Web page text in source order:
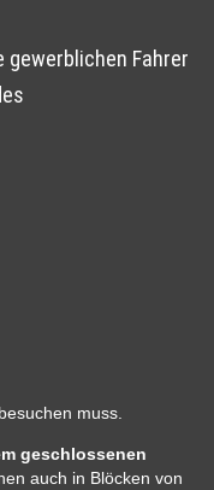
Fahrer
muss.
geschlossenen
auch in Blöcken von